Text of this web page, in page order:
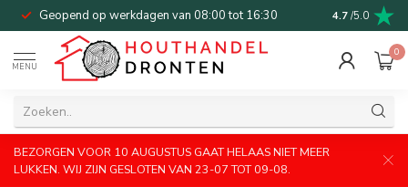
Geopend op werkdagen van 08:00 tot 16:30 Bel of mail
4.7 /5.0
MENU
0
BEZORGEN VOOR 10 AUGUSTUS GAAT HELAAS NIET MEER
LUKKEN. WIJ ZIJN GESLOTEN VAN 23-07 TOT 09-08.